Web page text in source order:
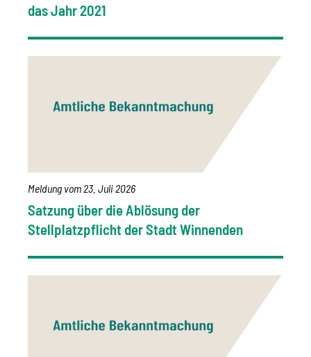
das Jahr 2021
Meldung vom 23. Juli 2026
Satzung über die Ablösung der
Stellplatzpflicht der Stadt Winnenden